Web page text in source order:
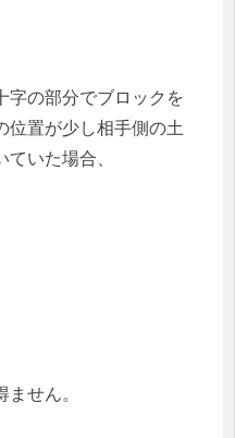
字の部分でブロックを
位置が少し相手側の土
いた場合、
せん。